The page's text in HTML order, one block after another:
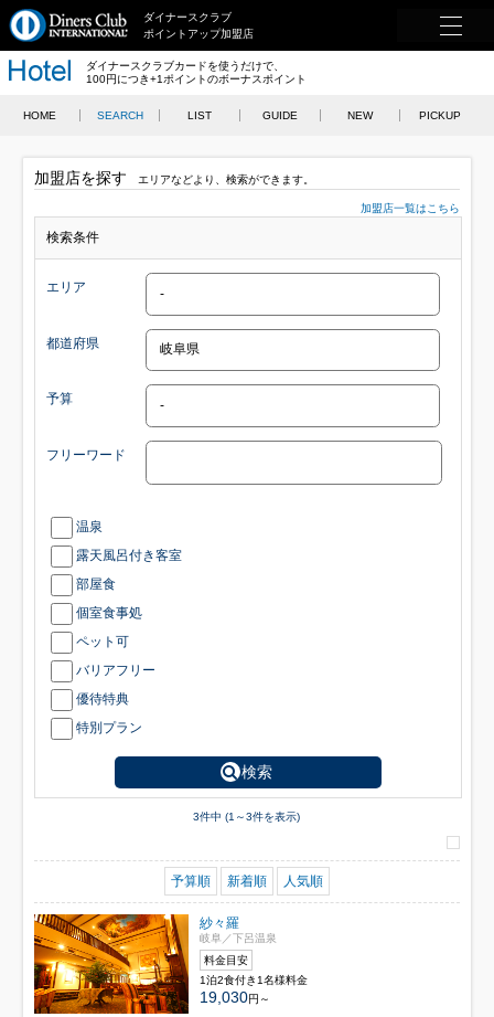
ダイナースクラブ
ポイントアップ加盟店
ダイナースクラブカードを使うだけで、
100円につき+1ポイントのボーナスポイント
HOME SEARCH LIST GUIDE NEW PICKUP
加盟店を探す エリアなどより、検索ができます。
加盟店一覧はこちら
検索条件
エリア
都道府県
予算
フリーワード
温泉
露天風呂付き客室
部屋食
個室食事処
ペット可
バリアフリー
優待特典
特別プラン
検索
3件中 (1～3件を表示)
予算順 新着順 人気順
紗々羅
岐阜／下呂温泉
料金目安
1泊2食付き1名様料金
19,030円～